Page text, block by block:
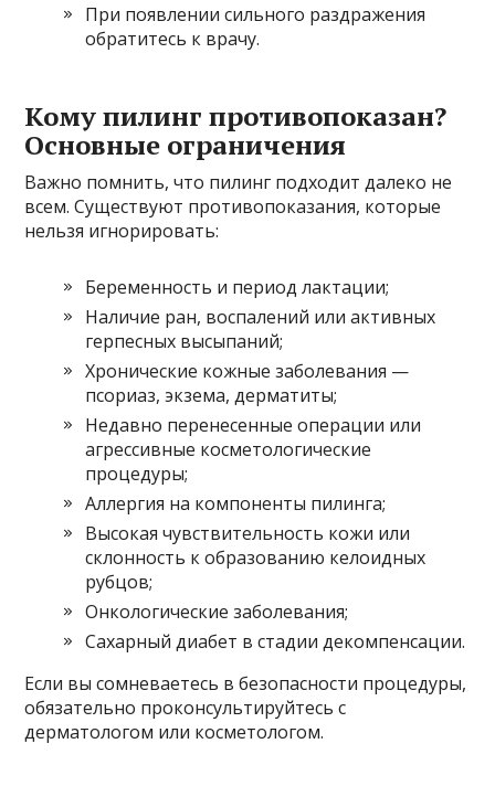
При появлении сильного раздражения
обратитесь к врачу.
Кому пилинг противопоказан?
Основные ограничения
Важно помнить, что пилинг подходит далеко не
всем. Существуют противопоказания, которые
нельзя игнорировать:
Беременность и период лактации;
Наличие ран, воспалений или активных
герпесных высыпаний;
Хронические кожные заболевания —
псориаз, экзема, дерматиты;
Недавно перенесенные операции или
агрессивные косметологические
процедуры;
Аллергия на компоненты пилинга;
Высокая чувствительность кожи или
склонность к образованию келоидных
рубцов;
Онкологические заболевания;
Сахарный диабет в стадии декомпенсации.
Если вы сомневаетесь в безопасности процедуры,
обязательно проконсультируйтесь с
дерматологом или косметологом.